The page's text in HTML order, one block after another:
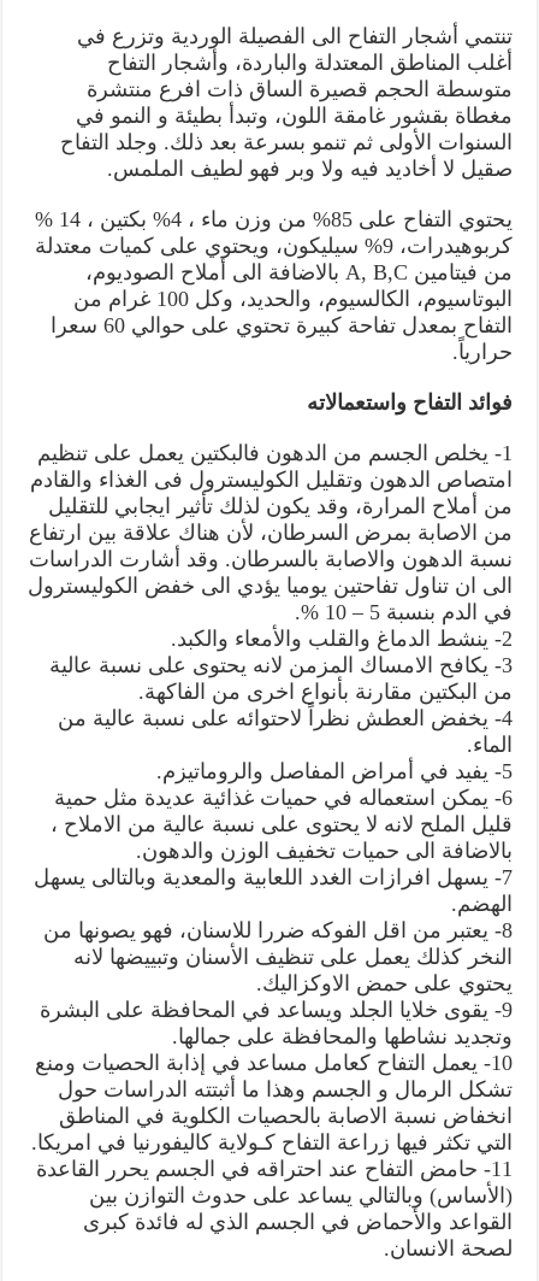
تنتمي أشجار التفاح الى الفصيلة الوردية وتزرع في
أغلب المناطق المعتدلة والباردة، وأشجار التفاح
متوسطة الحجم قصيرة الساق ذات افرع منتشرة
مغطاة بقشور غامقة اللون، وتبدأ بطيئة و النمو في
السنوات الأولى ثم تنمو بسرعة بعد ذلك. وجلد التفاح
صقيل لا أخاديد فيه ولا وبر فهو لطيف الملمس.
يحتوي التفاح على 85% من وزن ماء ، 4% بكتين ، 14 %
كربوهيدرات، 9% سيليكون، ويحتوي على كميات معتدلة
من فيتامين A, B,C بالاضافة الى أملاح الصوديوم،
البوتاسيوم، الكالسيوم، والحديد، وكل 100 غرام من
التفاح بمعدل تفاحة كبيرة تحتوي على حوالي 60 سعرا
حرارياً.
فوائد التفاح واستعمالاته
1- يخلص الجسم من الدهون فالبكتين يعمل على تنظيم
امتصاص الدهون وتقليل الكوليسترول فى الغذاء والقادم
من أملاح المرارة، وقد يكون لذلك تأثير ايجابي للتقليل
من الاصابة بمرض السرطان، لأن هناك علاقة بين ارتفاع
نسبة الدهون والاصابة بالسرطان. وقد أشارت الدراسات
الى ان تناول تفاحتين يوميا يؤدي الى خفض الكوليسترول
في الدم بنسبة 5 – 10 %.
2- ينشط الدماغ والقلب والأمعاء والكبد.
3- يكافح الامساك المزمن لانه يحتوى على نسبة عالية
من البكتين مقارنة بأنواع اخرى من الفاكهة.
4- يخفض العطش نظراً لاحتوائه على نسبة عالية من
الماء.
5- يفيد في أمراض المفاصل والروماتيزم.
6- يمكن استعماله في حميات غذائية عديدة مثل حمية
قليل الملح لانه لا يحتوى على نسبة عالية من الاملاح ،
بالاضافة الى حميات تخفيف الوزن والدهون.
7- يسهل افرازات الغدد اللعابية والمعدية وبالتالى يسهل
الهضم.
8- يعتبر من اقل الفوكه ضررا للاسنان، فهو يصونها من
النخر كذلك يعمل على تنظيف الأسنان وتبييضها لانه
يحتوي على حمض الاوكزاليك.
9- يقوى خلايا الجلد ويساعد في المحافظة على البشرة
وتجديد نشاطها والمحافظة على جمالها.
10- يعمل التفاح كعامل مساعد في إذابة الحصيات ومنع
تشكل الرمال و الجسم وهذا ما أثبتته الدراسات حول
انخفاض نسبة الاصابة بالحصيات الكلوية في المناطق
التي تكثر فيها زراعة التفاح كـولاية كاليفورنيا في امريكا.
11- حامض التفاح عند احتراقه في الجسم يحرر القاعدة
(الأساس) وبالتالي يساعد على حدوث التوازن بين
القواعد والأحماض في الجسم الذي له فائدة كبرى
لصحة الانسان.